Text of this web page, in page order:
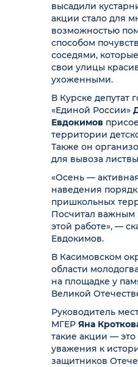
высадили
акции стало для
возможностью
способом
соседями,
свои улицы
ухоженными.
В Курске депутат
«Единой России»
Евдокимов
территории
Также он
для вывоза
«Осень —
наведения
пришкольных
Посчитал важным
этой работе», —
Евдокимов.
В Касимовском
области
на площадке у
Великой
Руководитель
МГЕР Яна
такие акции —
уважения к
защитников